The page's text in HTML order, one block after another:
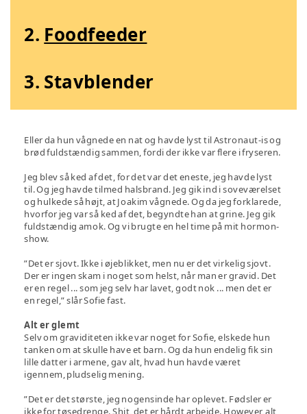
2. Foodfeeder
3. Stavblender
Eller da hun vågnede en nat og havde lyst til Astronaut-is og
brød fuldstændig sammen, fordi der ikke var flere i fryseren.
Jeg blev så ked af det, for det var det eneste, jeg havde lyst
til. Og jeg havde tilmed halsbrand. Jeg gik ind i soveværelset
og hulkede så højt, at Joakim vågnede. Og da jeg forklarede,
hvorfor jeg var så ked af det, begyndte han at grine. Jeg gik
fuldstændig amok. Og vi brugte en hel time på mit hormon-
show.
”Det er sjovt. Ikke i øjeblikket, men nu er det virkelig sjovt.
Der er ingen skam i noget som helst, når man er gravid. Det
er en regel ... som jeg selv har lavet, godt nok ... men det er
en regel,” slår Sofie fast.
Alt er glemt
Selv om graviditeten ikke var noget for Sofie, elskede hun
tanken om at skulle have et barn. Og da hun endelig fik sin
lille datter i armene, gav alt, hvad hun havde været
igennem, pludselig mening.
”Det er det største, jeg nogensinde har oplevet. Fødsler er
ikke for tøsedrenge. Shit, det er hårdt arbejde. However, alt